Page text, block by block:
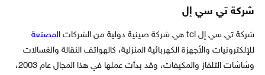
شركة تي سي إل
شركة تي سي إل tcl هي شركة صينية دولية من الشركات
المصنعة
للإلكترونيات والأجهزة الكهربائية المنزلية، كالهواتف النقالة والغسالات
وشاشات التلفاز والمكيفات، وقد بدأت عملها في هذا المجال عام 2003،